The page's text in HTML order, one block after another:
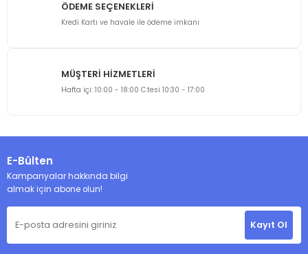
ÖDEME SEÇENEKLERİ
Kredi Kartı ve havale ile ödeme imkanı
MÜŞTERİ HİZMETLERİ
Hafta içi: 10:00 - 18:00 C.tesi 10:30 - 17:00
E-Bülten
Kampanyalar hakkında bilgi
almak için abone olun!
Kayıt Ol